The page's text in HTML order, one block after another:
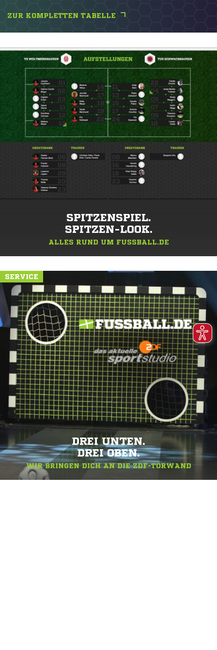
ZUR KOMPLETTEN TABELLE
SPITZENSPIEL.
SPITZEN-LOOK.
ALLES RUND UM FUSSBALL.DE
SERVICE
DREI UNTEN.
DREI OBEN.
WIR BRINGEN DICH AN DIE ZDF-TORWAND